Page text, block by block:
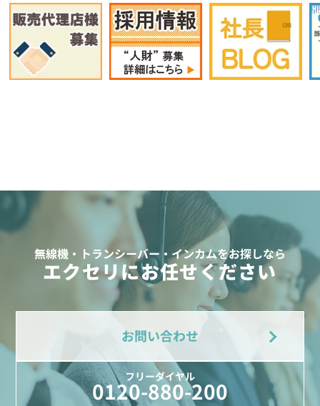
無線機・トランシーバー・インカムをお探しなら
エクセリにお任せください
お問い合わせ
フリーダイヤル
0120-880-200